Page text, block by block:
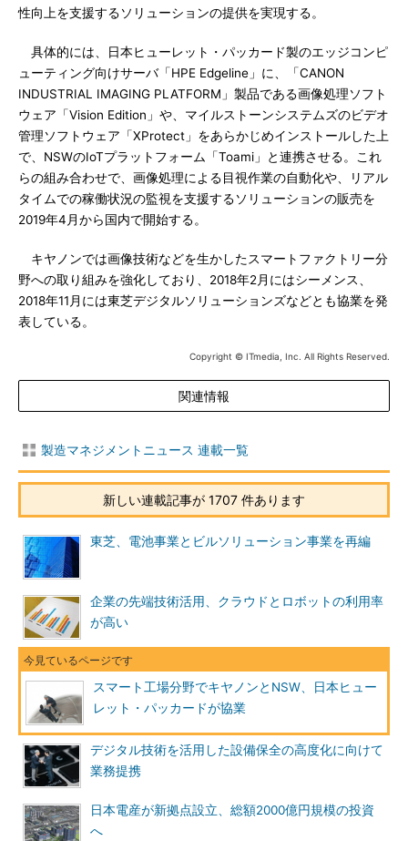
性向上を支援するソリューションの提供を実現する。
具体的には、日本ヒューレット・パッカード製のエッジコンピ
ューティング向けサーバ「HPE Edgeline」に、「CANON
INDUSTRIAL IMAGING PLATFORM」製品である画像処理ソフト
ウェア「Vision Edition」や、マイルストーンシステムズのビデオ
管理ソフトウェア「XProtect」をあらかじめインストールした上
で、NSWのIoTプラットフォーム「Toami」と連携させる。これ
らの組み合わせで、画像処理による目視作業の自動化や、リアル
タイムでの稼働状況の監視を支援するソリューションの販売を
2019年4月から国内で開始する。
キヤノンでは画像技術などを生かしたスマートファクトリー分
野への取り組みを強化しており、2018年2月にはシーメンス、
2018年11月には東芝デジタルソリューションズなどとも協業を発
表している。
Copyright © ITmedia, Inc. All Rights Reserved.
関連情報
製造マネジメントニュース 連載一覧
新しい連載記事が 1707 件あります
東芝、電池事業とビルソリューション事業を再編
企業の先端技術活用、クラウドとロボットの利用率
が高い
スマート工場分野でキヤノンとNSW、日本ヒュー
レット・パッカードが協業
デジタル技術を活用した設備保全の高度化に向けて
業務提携
日本電産が新拠点設立、総額2000億円規模の投資
へ